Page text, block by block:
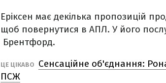
Еріксен має декілька пропозицій
щоб повернутися в АПЛ. У його
Брентфорд.
ЦЕ ЦІКАВО
Сенсаційне об'єднання:
ПСЖ